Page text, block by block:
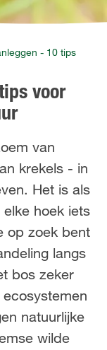
- 10 tips
voor
van
krekels - in
Het is als
hoek iets
op zoek bent
langs
bos zeker
natuurlijke
wilde